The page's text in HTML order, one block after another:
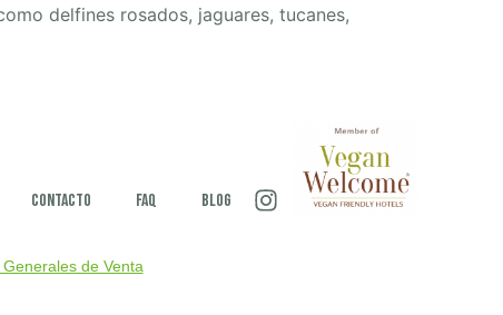
delfines rosados, jaguares, tucanes,
Contacto FAQ Blog
de Venta